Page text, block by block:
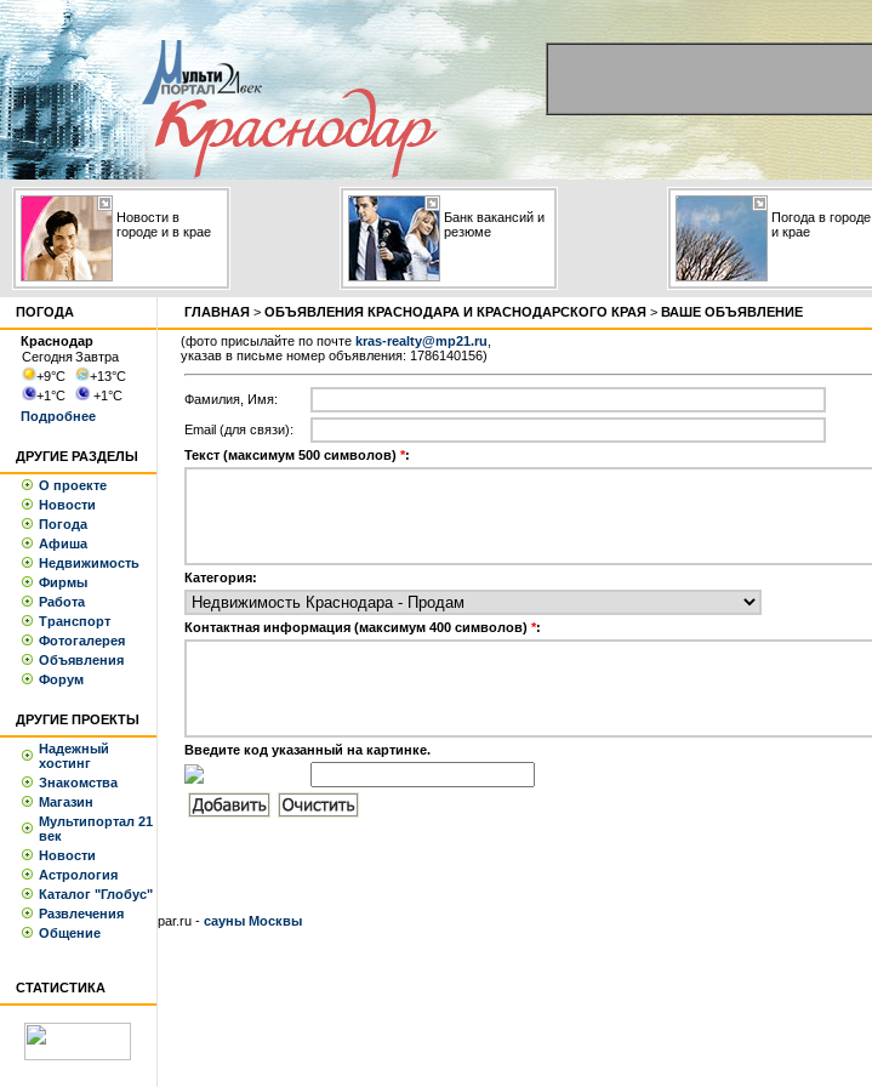
Новости в
городе и в крае
Банк вакансий и
резюме
Погода в городе
и крае
ПОГОДА
Краснодар
СегодняЗавтра
+9°С +13°С
+1°С +1°С
Подробнее
ДРУГИЕ РАЗДЕЛЫ
О проекте
Новости
Погода
Афиша
Недвижимость
Фирмы
Работа
Транспорт
Фотогалерея
Объявления
Форум
ДРУГИЕ ПРОЕКТЫ
Надежный
хостинг
Знакомства
Магазин
Мультипортал 21
век
Новости
Астрология
Каталог "Глобус"
Развлечения
Общение
СТАТИСТИКА
ГЛАВНАЯ > ОБЪЯВЛЕНИЯ КРАСНОДАРА И КРАСНОДАРСКОГО КРАЯ > ВАШЕ ОБЪЯВЛЕНИЕ
(фото присылайте по почте kras-realty@mp21.ru
указав в письме номер объявления: 1786140156)
Фамилия, Имя:
Email (для связи):
Текст (максимум 500 символов) *:
Категория:
Контактная информация (максимум 400 символов) *:
Введите код указанный на картинке.
par.ru - сауны Москвы